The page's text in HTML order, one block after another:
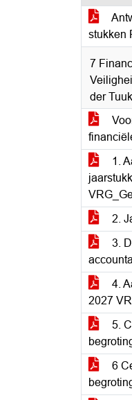
stukken
7
der
1.
2.
3.
4.
2027
5.
6